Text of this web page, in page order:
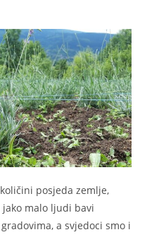
posjeda zemlje,
malo ljudi bavi
a svjedoci smo i